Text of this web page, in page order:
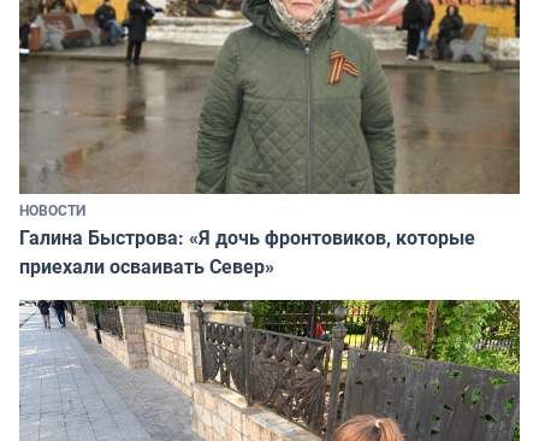
НОВОСТИ
Галина Быстрова: «Я дочь фронтовиков, которые
приехали осваивать Север»